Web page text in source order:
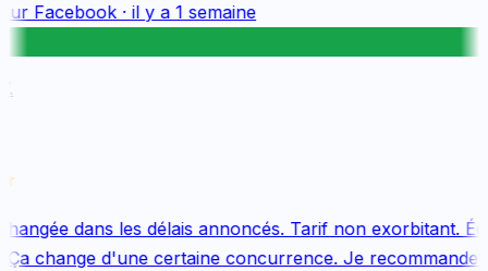
Facebook· il y a 1 semaine
dans les délais annoncés. Tarif non exorbitant.
change d'une certaine concurrence. Je recommande